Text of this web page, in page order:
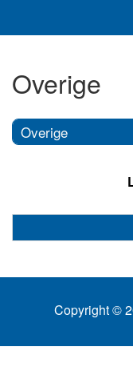
Overige
Overige
Copyright ©